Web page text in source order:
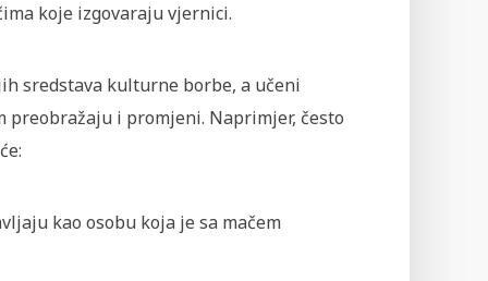
koje izgovaraju vjernici.
sredstava kulturne borbe, a učeni
i promjeni. Naprimjer, često
kao osobu koja je sa mačem